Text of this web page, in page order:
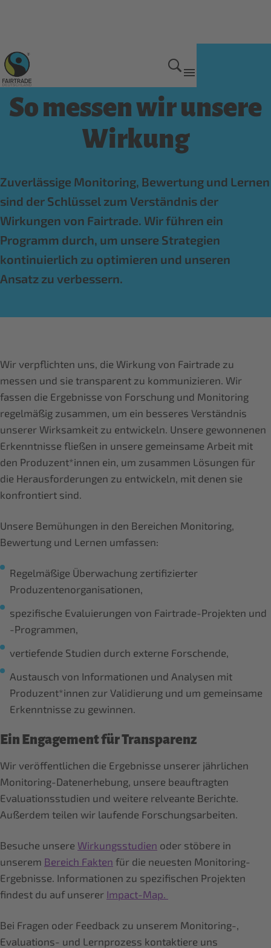
Wirkung von Fairtrade
So messen wir unsere
Wirkung
Zuverlässige Monitoring, Bewertung und Lernen
sind der Schlüssel zum Verständnis der
Wirkungen von Fairtrade. Wir führen ein
Programm durch, um unsere Strategien
kontinuierlich zu optimieren und unseren
Ansatz zu verbessern.
Wir verpflichten uns, die Wirkung von Fairtrade zu
messen und sie transparent zu kommunizieren. Wir
fassen die Ergebnisse von Forschung und Monitoring
regelmäßig zusammen, um ein besseres Verständnis
unserer Wirksamkeit zu entwickeln. Unsere gewonnenen
Erkenntnisse fließen in unsere gemeinsame Arbeit mit
den Produzent*innen ein, um zusammen Lösungen für
die Herausforderungen zu entwickeln, mit denen sie
konfrontiert sind.
Unsere Bemühungen in den Bereichen Monitoring,
Bewertung und Lernen umfassen:
Regelmäßige Überwachung zertifizierter
Produzentenorganisationen,
spezifische Evaluierungen von Fairtrade-Projekten und
-Programmen,
vertiefende Studien durch externe Forschende,
Austausch von Informationen und Analysen mit
Produzent*innen zur Validierung und um gemeinsame
Erkenntnisse zu gewinnen.
Ein Engagement für Transparenz
Wir veröffentlichen die Ergebnisse unserer jährlichen
Monitoring-Datenerhebung, unsere beauftragten
Evaluationsstudien und weitere relveante Berichte.
Außerdem teilen wir laufende Forschungsarbeiten.
Besuche unsere Wirkungsstudien oder stöbere in
unserem Bereich Fakten für die neuesten Monitoring-
Ergebnisse. Informationen zu spezifischen Projekten
findest du auf unserer Impact-Map.
Bei Fragen oder Feedback zu unserem Monitoring-,
Evaluations- und Lernprozess kontaktiere uns